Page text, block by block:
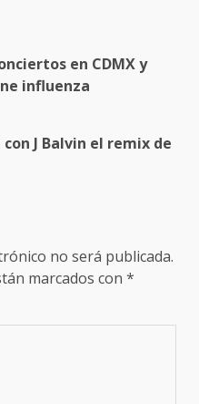
en CDMX y
influenza
J Balvin el remix de
no será publicada.
marcados con *